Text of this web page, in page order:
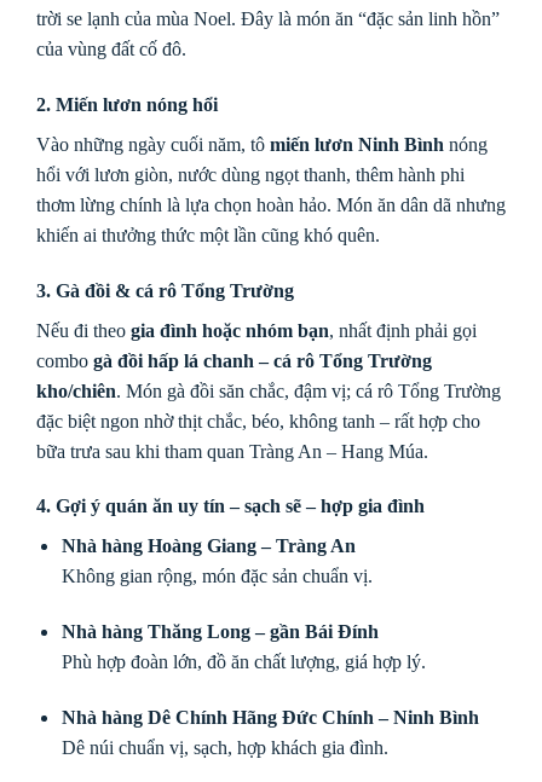
trời se lạnh của mùa Noel. Đây là món ăn “đặc sản linh hồn”
của vùng đất cố đô.
2. Miến lươn nóng hổi
Vào những ngày cuối năm, tô miến lươn Ninh Bình nóng
hổi với lươn giòn, nước dùng ngọt thanh, thêm hành phi
thơm lừng chính là lựa chọn hoàn hảo. Món ăn dân dã nhưng
khiến ai thưởng thức một lần cũng khó quên.
3. Gà đồi & cá rô Tổng Trường
Nếu đi theo gia đình hoặc nhóm bạn, nhất định phải gọi
combo gà đồi hấp lá chanh – cá rô Tổng Trường
kho/chiên. Món gà đồi săn chắc, đậm vị; cá rô Tổng Trường
đặc biệt ngon nhờ thịt chắc, béo, không tanh – rất hợp cho
bữa trưa sau khi tham quan Tràng An – Hang Múa.
4. Gợi ý quán ăn uy tín – sạch sẽ – hợp gia đình
Nhà hàng Hoàng Giang – Tràng An
Không gian rộng, món đặc sản chuẩn vị.
Nhà hàng Thăng Long – gần Bái Đính
Phù hợp đoàn lớn, đồ ăn chất lượng, giá hợp lý.
Nhà hàng Dê Chính Hãng Đức Chính – Ninh Bình
Dê núi chuẩn vị, sạch, hợp khách gia đình.